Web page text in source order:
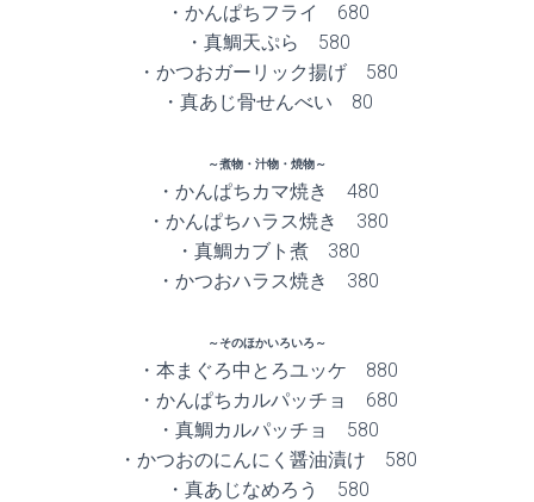
・かんぱちフライ 680
・真鯛天ぷら 580
・かつおガーリック揚げ 580
・真あじ骨せんべい 80
～煮物・汁物・焼物～
・かんぱちカマ焼き 480
・かんぱちハラス焼き 380
・真鯛カブト煮 380
・かつおハラス焼き 380
～そのほかいろいろ～
・本まぐろ中とろユッケ 880
・かんぱちカルパッチョ 680
・真鯛カルパッチョ 580
・かつおのにんにく醤油漬け 580
・真あじなめろう 580